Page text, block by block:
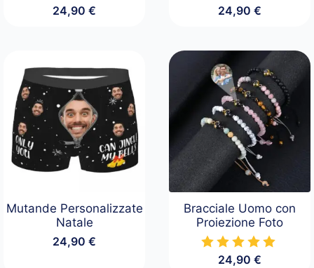
24,90€
24,90 €
Mutande Personalizzate
Natale
24,90€
Bracciale Uomo con
Proiezione Foto
24,90 €